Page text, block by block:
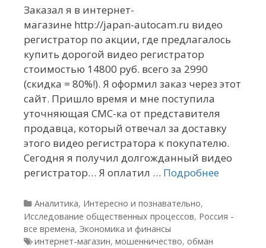
Заказал я в интернет-
магазине http://japan-autocam.ru видео
регистратор по акции, где предлагалось
купить дорогой видео регистратор
стоимостью 14800 руб. всего за 2990
(скидка = 80%!). Я оформил заказ через этот
сайт. Пришло время и мне поступила
уточняющая СМС-ка от представителя
продавца, который отвечал за доставку
этого видео регистратора к покупателю.
Сегодня я получил долгожданный видео
регистратор… Я оплатил … Подробнее
Рубрики
Аналитика, Интересно и познавательно,
Исследование общественных процессов, Россия -
все времена, Экономика и финансы
Метки
интернет-магазин, мошенничество, обман